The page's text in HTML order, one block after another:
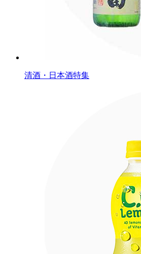
清酒・日本酒特集